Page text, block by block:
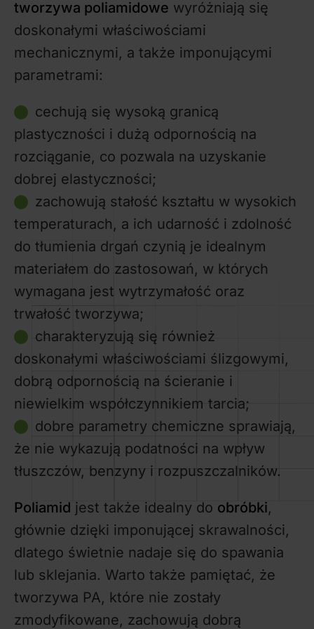
tworzywa poliamidowe wyróżniają się
doskonałymi właściwościami
mechanicznymi, a także imponującymi
parametrami:
cechują się wysoką granicą
plastyczności i dużą odpornością na
rozciąganie, co pozwala na uzyskanie
dobrej elastyczności;
zachowują stałość kształtu w wysokich
temperaturach, a ich udarność i zdolność
do tłumienia drgań czynią je idealnym
materiałem do zastosowań, w których
wymagana jest wytrzymałość oraz
trwałość tworzywa;
charakteryzują się również
doskonałymi właściwościami ślizgowymi,
dobrą odpornością na ścieranie i
niewielkim współczynnikiem tarcia;
dobre parametry chemiczne sprawiają,
że nie wykazują podatności na wpływ
tłuszczów, benzyny i rozpuszczalników.
Poliamid jest także idealny do obróbki,
głównie dzięki imponującej skrawalności,
dlatego świetnie nadaje się do spawania
lub sklejania. Warto także pamiętać, że
tworzywa PA, które nie zostały
zmodyfikowane, zachowują dobrą